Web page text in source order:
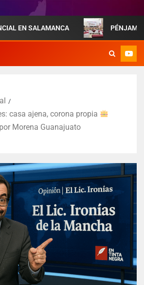
PÉNJAMO
casa ajena, corona propia
Morena Guanajuato